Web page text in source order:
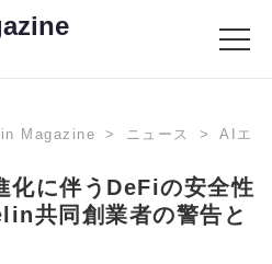
Magazine ニュース AIエー
化に伴うDeFiの安全性
共同創業者の警告と